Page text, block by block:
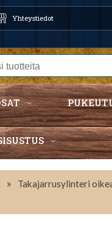
Yhteystiedot
»
Takajarrusylinteri